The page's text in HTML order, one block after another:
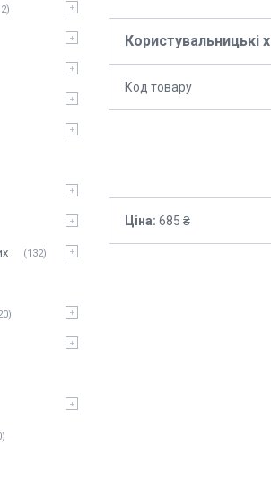
Користувальницькі
Код товару
Ціна: 685 ₴
132